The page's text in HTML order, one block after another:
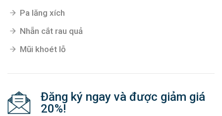
Pa lăng xích
Nhẵn cắt rau quả
Mũi khoét lỗ
Đăng ký ngay và được giảm giá
20%!